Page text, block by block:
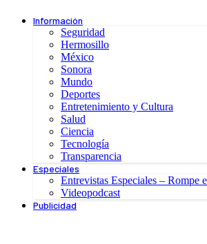
Información
Seguridad
Hermosillo
México
Sonora
Mundo
Deportes
Entretenimiento y Cultura
Salud
Ciencia
Tecnología
Transparencia
Especiales
Entrevistas Especiales – Rompe
Videopodcast
Publicidad